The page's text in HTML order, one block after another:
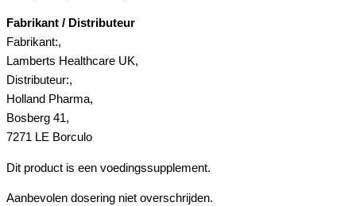
Fabrikant / Distributeur
Fabrikant:,
Lamberts Healthcare UK,
Distributeur:,
Holland Pharma,
Bosberg 41,
7271 LE Borculo
Dit product is een voedingssupplement.
Aanbevolen dosering niet overschrijden.